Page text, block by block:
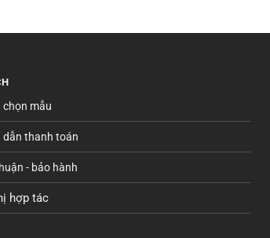
chọn mẫu
dẫn thanh toán
- bảo hành
hợp tác